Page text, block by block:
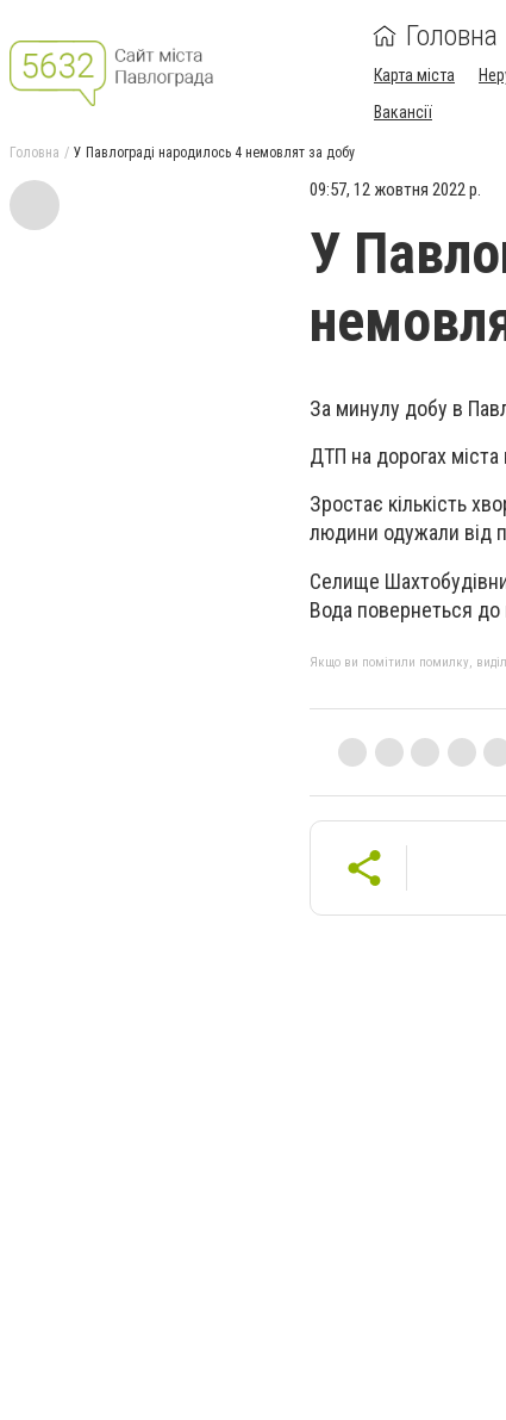
Головна
Карта міста
Вакансії
Головна У Павлограді народилось 4 немовлят за добу
09:57, 12 жовтня 2022 р.
У
За минулу добу в
ДТП на дорогах міста
Зростає кількість
людини одужали від
Селище
Вода повернеться
Якщо ви помітили помилку,